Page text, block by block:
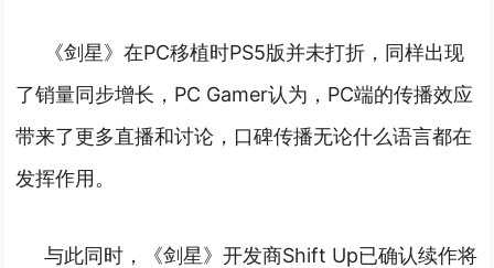
《剑星》在PC移植时PS5版并未打折，同样出现
了销量同步增长，PC Gamer认为，PC端的传播效应
带来了更多直播和讨论，口碑传播无论什么语言都在
发挥作用。
与此同时，《剑星》开发商Shift Up已确认续作将